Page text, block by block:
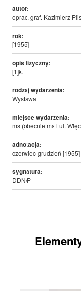
autor:
oprac. graf. Kazimierz
rok:
[1955]
opis fizyczny:
[1]k.
rodzaj wydarzenia:
Wystawa
miejsce wydarzenia:
ms (obecnie ms1 ul.
adnotacja:
czerwiec-grudzień [1955]
sygnatura:
DDN/P